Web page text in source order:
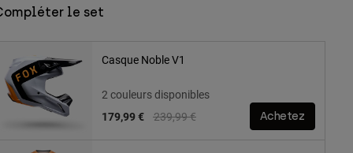
le set
Casque Noble V1
2 couleurs disponibles
Price reduced from
239,99 €to
179,99 € Achetez